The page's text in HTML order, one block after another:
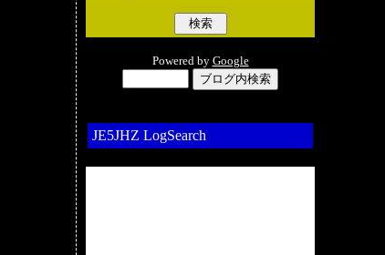
Powered by Google
JE5JHZ LogSearch